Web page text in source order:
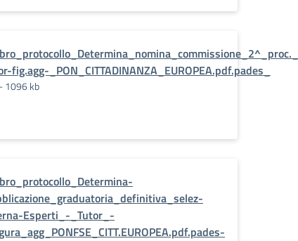
fig.agg-_PON_CITTADINANZA_EUROPEA.pdf.pades_
1096 kb
Esperti_-_Tutor_-